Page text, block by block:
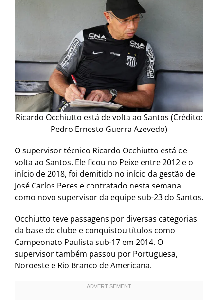
Ricardo Occhiutto está de volta ao Santos (Crédito:
Pedro Ernesto Guerra Azevedo)
O supervisor técnico Ricardo Occhiutto está de
volta ao Santos. Ele ficou no Peixe entre 2012 e o
início de 2018, foi demitido no início da gestão de
José Carlos Peres e contratado nesta semana
como novo supervisor da equipe sub-23 do Santos.
Occhiutto teve passagens por diversas categorias
da base do clube e conquistou títulos como
Campeonato Paulista sub-17 em 2014. O
supervisor também passou por Portuguesa,
Noroeste e Rio Branco de Americana.